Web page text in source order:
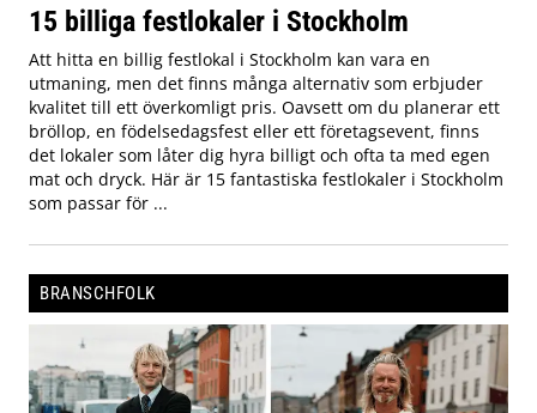
15 billiga festlokaler i Stockholm
Att hitta en billig festlokal i Stockholm kan vara en
utmaning, men det finns många alternativ som erbjuder
kvalitet till ett överkomligt pris. Oavsett om du planerar ett
bröllop, en födelsedagsfest eller ett företagsevent, finns
det lokaler som låter dig hyra billigt och ofta ta med egen
mat och dryck. Här är 15 fantastiska festlokaler i Stockholm
som passar för ...
BRANSCHFOLK